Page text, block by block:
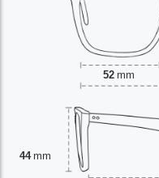
52 mm
44 mm